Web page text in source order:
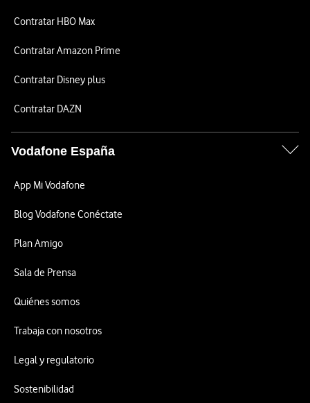
Contratar HBO Max
Contratar Amazon Prime
Contratar Disney plus
Contratar DAZN
Vodafone España
App Mi Vodafone
Blog Vodafone Conéctate
Plan Amigo
Sala de Prensa
Quiénes somos
Trabaja con nosotros
Legal y regulatorio
Sostenibilidad